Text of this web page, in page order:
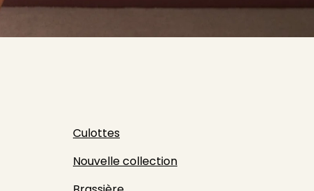
Culottes
Nouvelle collection